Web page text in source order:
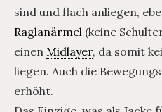
sind und flach anliegen,
Raglanärmel (keine
einen Midlayer, da somit
liegen. Auch die
erhöht.